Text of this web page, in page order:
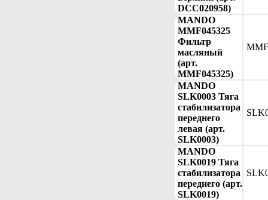
DCC020958)
MANDO
MMF045325
Фильтр
масляный
(арт.
MMF045325)
MANDO
SLK0003 Тяга
стабилизатора
переднего
левая (арт.
SLK0003)
MANDO
SLK0019 Тяга
стабилизатора
переднего (арт.
SLK0019)